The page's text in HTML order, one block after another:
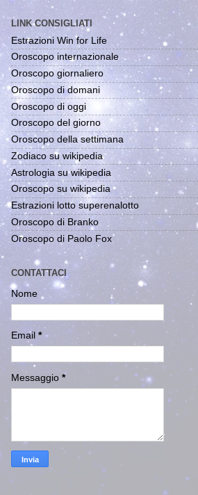
LINK CONSIGLIATI
Estrazioni Win for Life
Oroscopo internazionale
Oroscopo giornaliero
Oroscopo di domani
Oroscopo di oggi
Oroscopo del giorno
Oroscopo della settimana
Zodiaco su wikipedia
Astrologia su wikipedia
Oroscopo su wikipedia
Estrazioni lotto superenalotto
Oroscopo di Branko
Oroscopo di Paolo Fox
CONTATTACI
Nome
Email *
Messaggio *